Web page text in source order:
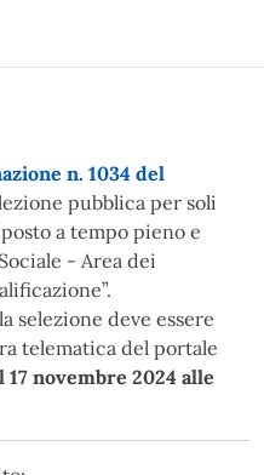
n. 1034 del
pubblica per soli
a tempo pieno e
- Area dei
selezione deve essere
telematica del portale
novembre 2024 alle